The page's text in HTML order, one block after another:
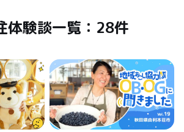
体験談一覧：28件